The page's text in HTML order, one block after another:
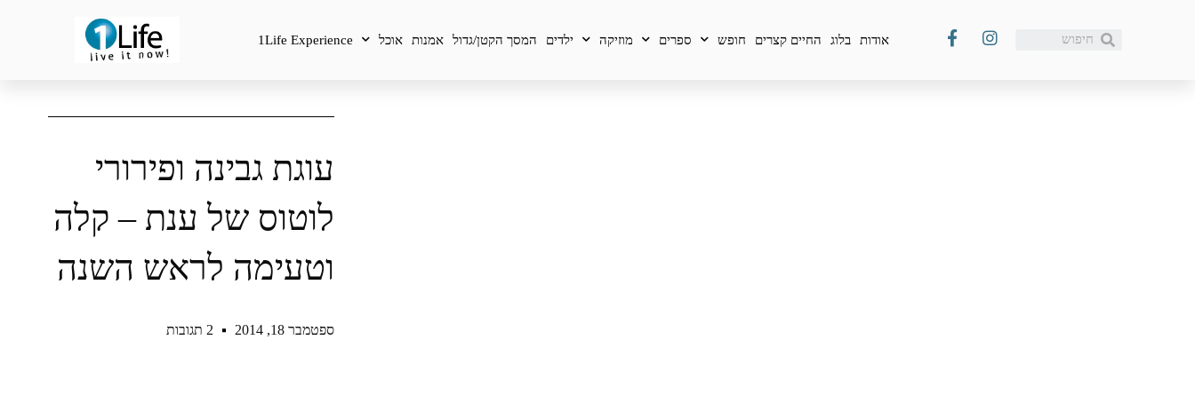
אודות בלוג החיים קצרים חופש ספרים מוזיקה ילדים המסך הקטן/גדול אמנות אוכל 1Life Experience
עוגת גבינה ופירורי
לוטוס של ענת – קלה
וטעימה לראש השנה
ספטמבר 18, 2014 2 תגובות